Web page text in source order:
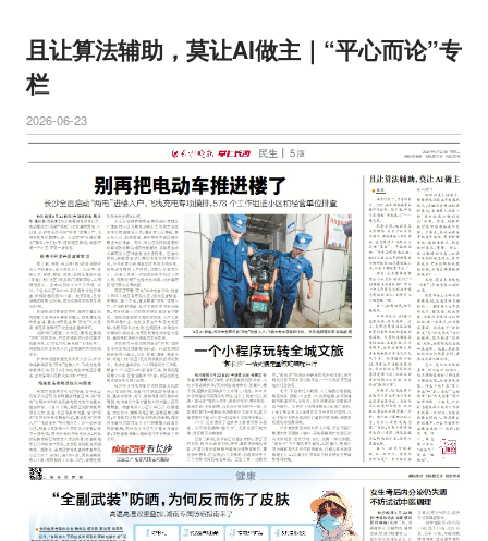
且让算法辅助，莫让AI做主｜“平心而论”专
栏
2026-06-23